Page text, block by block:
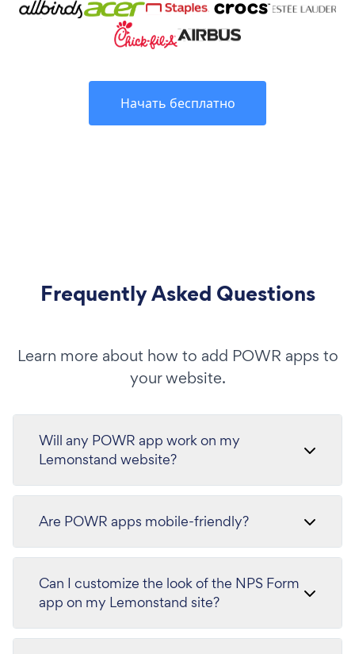
Начать бесплатно
Frequently Asked Questions
Learn more about how to add POWR apps to
your website.
Will any POWR app work on my
Lemonstand website?
Are POWR apps mobile-friendly?
Can I customize the look of the NPS Form
app on my Lemonstand site?